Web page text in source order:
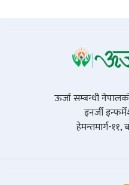
ऊर्जा सम्बन्धी
इनर्जी
हेमन्तमार्ग-